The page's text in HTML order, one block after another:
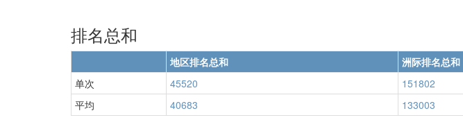
排名总和
地区排名总和 洲际排名总和
单次
45520 151802
平均
40683 133003